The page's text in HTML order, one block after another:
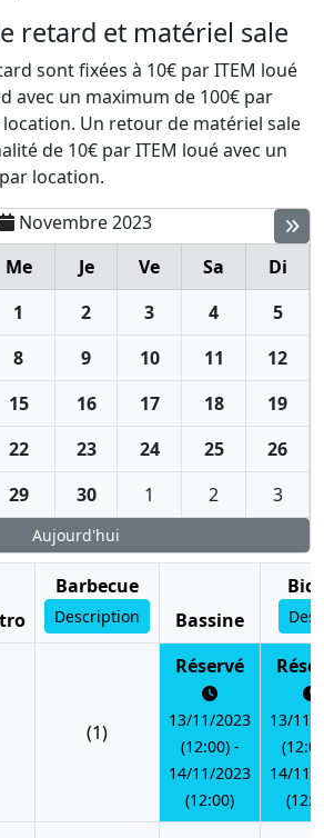
retard et matériel sale
sont fixées à 10€ par ITEM loué
avec un maximum de 100€ par
Un retour de matériel sale
de 10€ par ITEM loué avec un
location.
Novembre 2023
Me Je Ve Sa
Di
1 2 3 4
5
8 9 10 11
12
15 16 17 18
19
22 23 24 25
26
29 30 1 2 3
Aujourd'hui
Barbecue
Description Bassine
(1)
Réservé
13/11/2023
(12:00) -
14/11/2023
(12:00)
13/11/
14/11/